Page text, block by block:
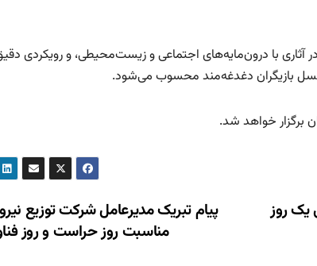
در آثاری با درون‌مایه‌های اجتماعی و زیست‌محیطی، و رویکردی
نسل بازیگران دغدغه‌مند محسوب می‌شود.
پیام تبریک مدیرعامل شرکت توزیع
مناسبت روز حراست و روز